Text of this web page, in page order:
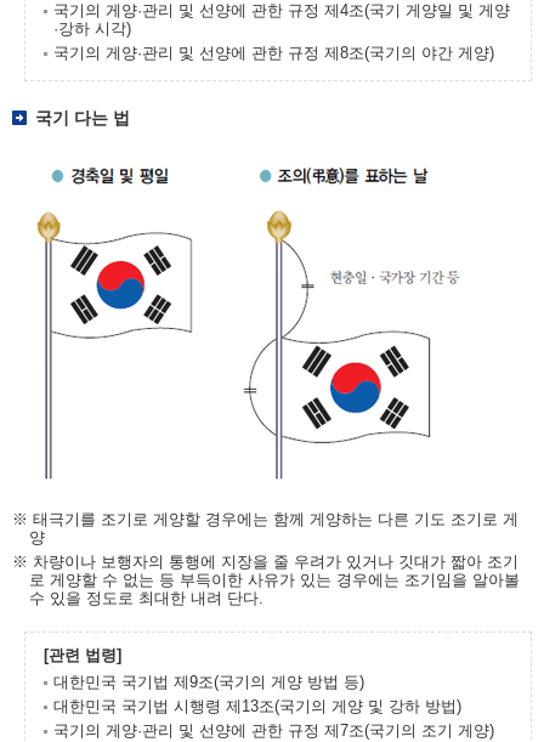
국기의 게양·관리 및 선양에 관한 규정 제4조(국기 게양일 및 게양
·강하 시각)
국기의 게양·관리 및 선양에 관한 규정 제8조(국기의 야간 게양)
국기 다는 법
※ 태극기를 조기로 게양할 경우에는 함께 게양하는 다른 기도 조기로 게
양
※ 차량이나 보행자의 통행에 지장을 줄 우려가 있거나 깃대가 짧아 조기
로 게양할 수 없는 등 부득이한 사유가 있는 경우에는 조기임을 알아볼
수 있을 정도로 최대한 내려 단다.
[관련 법령]
대한민국 국기법 제9조(국기의 게양 방법 등)
대한민국 국기법 시행령 제13조(국기의 게양 및 강하 방법)
국기의 게양·관리 및 선양에 관한 규정 제7조(국기의 조기 게양)